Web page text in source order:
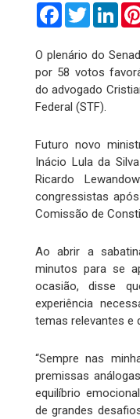
FacebookTwitter
O plenário do
por 58 votos
do advogado
Federal (STF).
Futuro novo
Inácio Lula da
Ricardo
congressistas
Comissão de
Ao abrir a
minutos para se
ocasião, disse
experiência
temas relevantes e
“Sempre nas
premissas
equilíbrio
de grandes